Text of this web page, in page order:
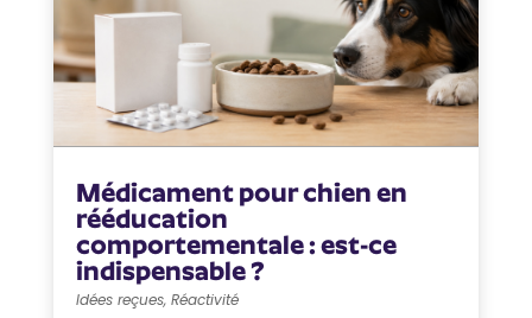
Médicament pour chien en
rééducation
comportementale : est-ce
indispensable ?
Idées reçues, Réactivité